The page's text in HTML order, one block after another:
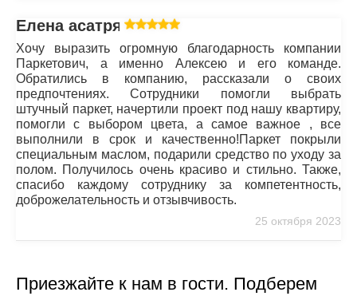
Елена асатрян
Хочу выразить огромную благодарность компании
Паркетович, а именно Алексею и его команде.
Обратились в компанию, рассказали о своих
предпочтениях. Сотрудники помогли выбрать
штучный паркет, начертили проект под нашу квартиру,
помогли с выбором цвета, а самое важное , все
выполнили в срок и качественно!Паркет покрыли
специальным маслом, подарили средство по уходу за
полом. Получилось очень красиво и стильно. Также,
спасибо каждому сотруднику за компетентность,
доброжелательность и отзывчивость.
25 октября 2023
Приезжайте к нам в гости. Подберем